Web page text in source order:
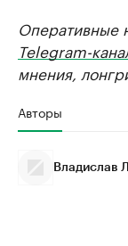
Оперативные
Telegram-
мнения,
Авторы
Владислав